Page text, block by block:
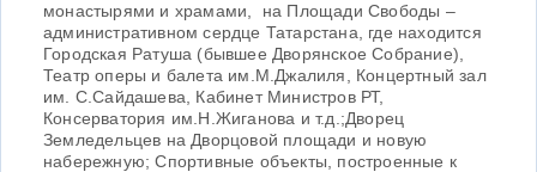
монастырями и храмами, на Площади Свободы –
административном сердце Татарстана, где находится
Городская Ратуша (бывшее Дворянское Собрание),
Театр оперы и балета им.М.Джалиля, Концертный зал
им. С.Сайдашева, Кабинет Министров РТ,
Консерватория им.Н.Жиганова и т.д.;Дворец
Земледельцев на Дворцовой площади и новую
набережную; Спортивные объекты, построенные к